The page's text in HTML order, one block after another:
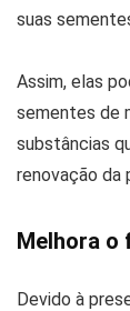
suas
Assim, elas
sementes de
substâncias
renovação da
Melhora o
Devido à